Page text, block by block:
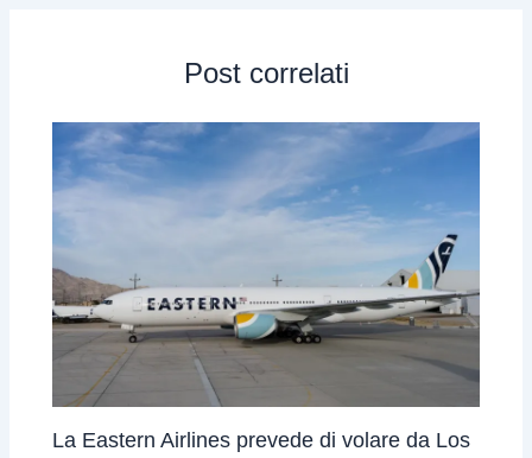
Post correlati
La Eastern Airlines prevede di volare da Los